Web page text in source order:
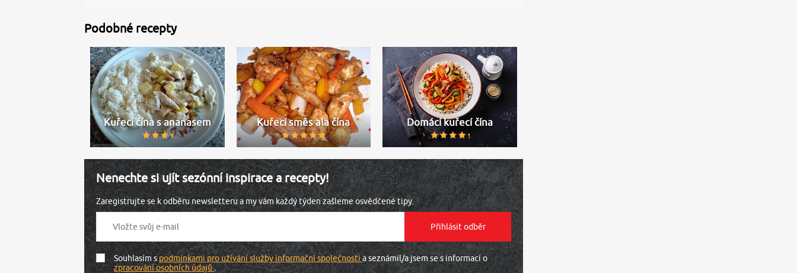
Podobné recepty
Kuřecí čína s ananasem Kuřecí směs ala čína Domácí kuřecí čína
Nenechte si ujít sezónní inspirace a recepty!
Zaregistrujte se k odběru newsletteru a my vám každý týden zašleme osvědčené tipy.
Souhlasím spodmínkami pro užívání služby informační společnosti a seznámil/a jsem se s informací o
zpracování osobních údajů.